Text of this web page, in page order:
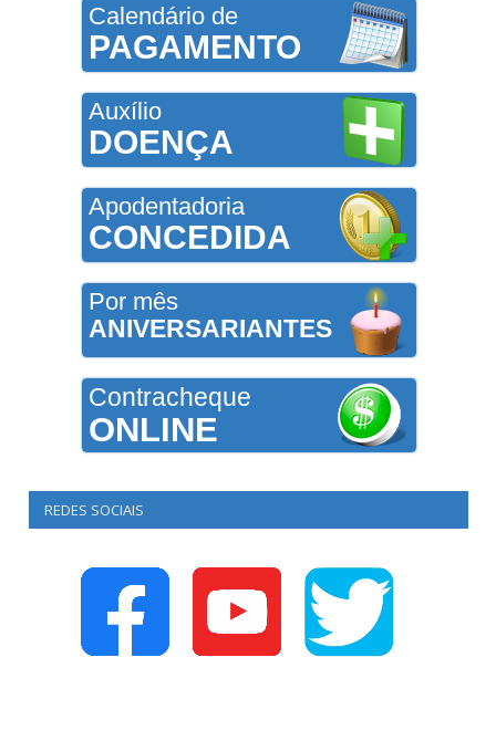
Calendário de
PAGAMENTO
Auxílio
DOENÇA
Apodentadoria
CONCEDIDA
Por mês
ANIVERSARIANTES
Contracheque
ONLINE
REDES SOCIAIS